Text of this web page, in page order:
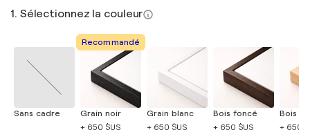
1. Sélectionnez la couleur
Sans cadre
Recommandé
Grain noir
+ 650 $US
Grain blanc
+ 650 $US
Bois foncé
+ 650 $US
Bois
+ 650